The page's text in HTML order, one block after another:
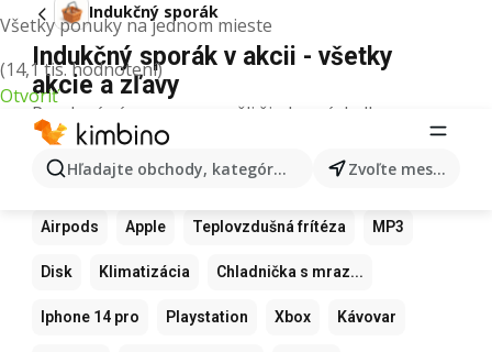
Všetky ponuky na jednom mieste
(14,1 tis. hodnotení)
Otvoriť
Hľadajte obchody, kategórie, produkty... Zvoľte mesto
Indukčný sporák
Indukčný sporák v akcii - všetky
akcie a zľavy
Pre daný výraz sme nenašli žiadne výsledky.
Ďalšie obľúbené produkty
Samsung Xiaomi Apple Watch
Airpods Apple Teplovzdušná frítéza MP3
Disk Klimatizácia Chladnička s mraz...
Iphone 14 pro Playstation Xbox Kávovar